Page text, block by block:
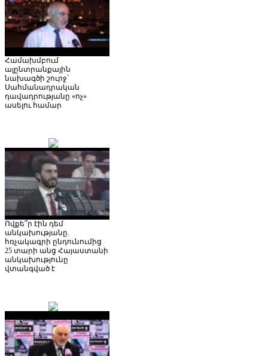
Համախմբում
ալընտրանքային
նախագծի շուրջ՝
Սահմանադրական
դավադրությանը «ոչ»
ասելու համար
Ովքե՞ր էին դեմ
անկախությանը.
հռչակագրի ընդունումից
25 տարի անց Հայաստանի
անկախությունը
վտանգված է